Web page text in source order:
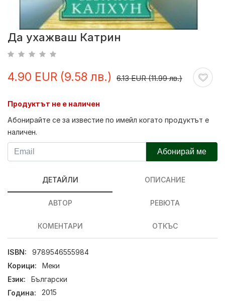
Да ухажваш Катрин
4.90 EUR (9.58 лв.) 6.13 EUR (11.99 лв.)
Продуктът не е наличен
Абонирайте се за известие по имейл когато продуктът е
наличен.
Абонирай ме
ДЕТАЙЛИ ОПИСАНИЕ
АВТОР РЕВЮТА
КОМЕНТАРИ ОТКЪС
ISBN:
9789546555984
Корици:
Меки
Език:
Български
Година:
2015